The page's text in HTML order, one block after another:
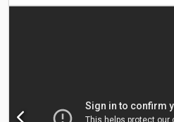
førerhus:sovekabine, geartype:
Foraksel: Styrbar Egenvægt: 9.480